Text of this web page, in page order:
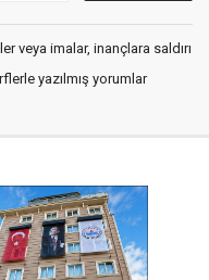
veya imalar, inançlara saldırı
yazılmış yorumlar